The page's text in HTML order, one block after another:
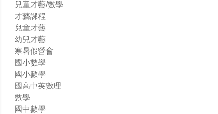
兒童才藝/數學
才藝課程
兒童才藝
幼兒才藝
寒暑假營會
國小數學
國小數學
國高中英數理
數學
國中數學